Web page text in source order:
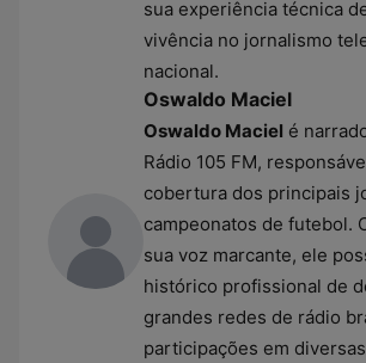
sua experiência técnica
vivência no jornalismo
nacional.
Oswaldo Maciel
Oswaldo Maciel é
Rádio 105 FM,
cobertura dos principais
campeonatos de futebol.
sua voz marcante, ele
histórico profissional de
grandes redes de rádio
participações em